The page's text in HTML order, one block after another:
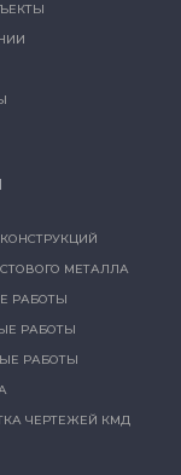
МЕТАЛЛА
РАБОТЫ
РАБОТЫ
РАБОТЫ
ЧЕРТЕЖЕЙ КМД